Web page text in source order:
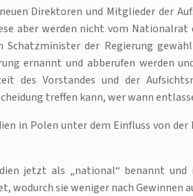
Direktoren und Mitglieder der
aber werden nicht vom Nationalrat
der Regierung
ernannt und abberufen werden
des Vorstandes und der
treffen kann, wer wann
in Polen unter dem Einfluss von
jetzt als „national“ benannt und
sie weniger nach Gewinnen